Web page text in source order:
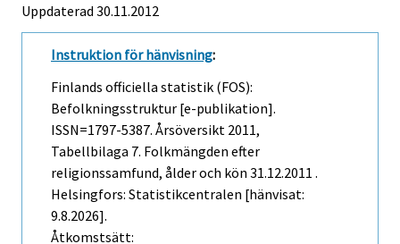
Uppdaterad 30.11.2012
Instruktion för hänvisning:
Finlands officiella statistik (FOS):
Befolkningsstruktur [e-publikation].
ISSN=1797-5387. Årsöversikt 2011,
Tabellbilaga 7. Folkmängden efter
religionssamfund, ålder och kön 31.12.2011 .
Helsingfors: Statistikcentralen [hänvisat:
9.8.2026].
Åtkomstsätt: